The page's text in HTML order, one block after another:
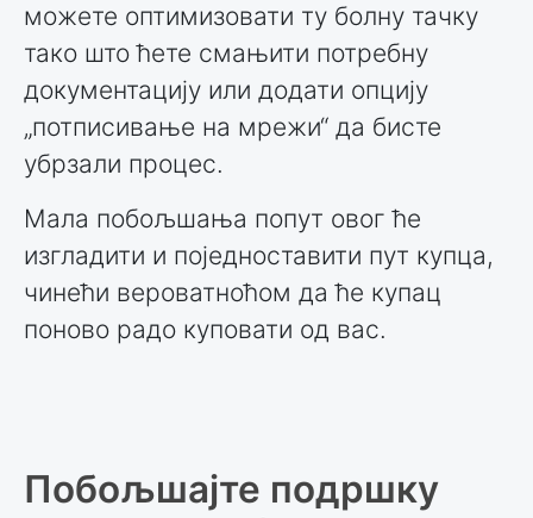
можете оптимизовати ту болну тачку
тако што ћете смањити потребну
документацију или додати опцију
„потписивање на мрежи“ да бисте
убрзали процес.
Мала побољшања попут овог ће
изгладити и поједноставити пут купца,
чинећи вероватноћом да ће купац
поново радо куповати од вас.
Побољшајте подршку